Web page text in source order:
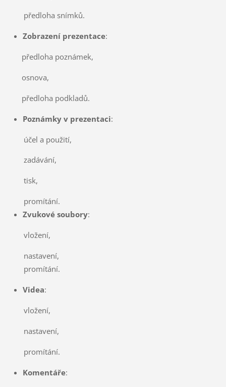
předloha snímků.
Zobrazení prezentace:
předloha poznámek,
osnova,
předloha podkladů.
Poznámky v prezentaci:
účel a použití,
zadávání,
tisk,
promítání.
Zvukové soubory:
vložení,
nastavení,
promítání.
Videa:
vložení,
nastavení,
promítání.
Komentáře: